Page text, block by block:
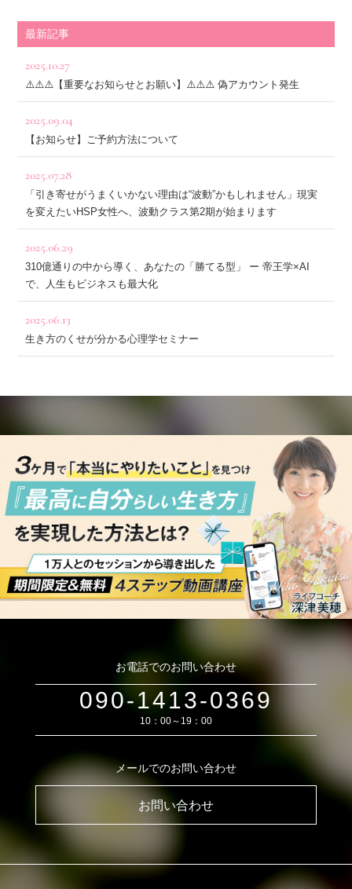
最新記事
2025.10.27
⚠️⚠️⚠️【重要なお知らせとお願い】⚠️⚠️⚠️ 偽アカウント発生
2025.09.04
【お知らせ】ご予約方法について
2025.07.28
「引き寄せがうまくいかない理由は“波動”かもしれません」現実
を変えたいHSP女性へ、波動クラス第2期が始まります
2025.06.29
310億通りの中から導く、あなたの「勝てる型」 ー 帝王学×AI
で、人生もビジネスも最大化
2025.06.13
生き方のくせが分かる心理学セミナー
お電話でのお問い合わせ
090-1413-0369
10：00～19：00
メールでのお問い合わせ
お問い合わせ